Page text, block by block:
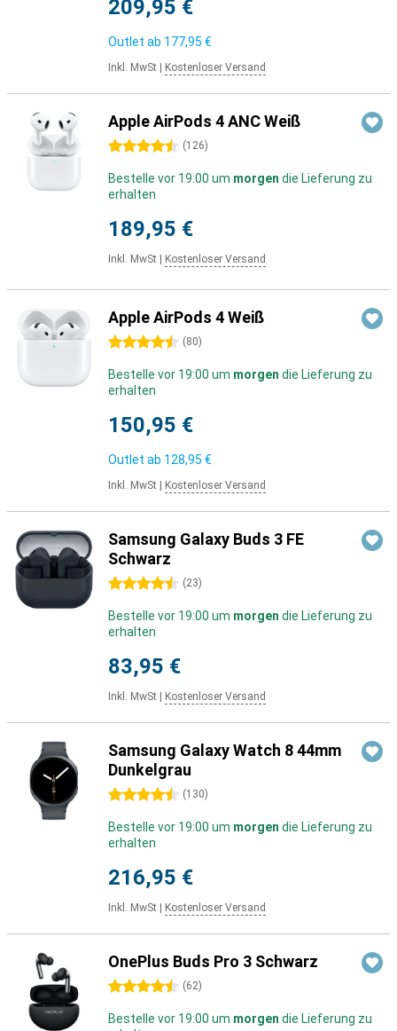
209,95 €
Outlet ab 177,95 €
Inkl. MwSt Kostenloser Versand
Apple AirPods 4 ANC Weiß
4.5 Sterne (126)
Bestelle vor 19:00 um morgen die Lieferung zu
erhalten
189,95 €
Inkl. MwSt Kostenloser Versand
Apple AirPods 4 Weiß
4.5 Sterne (80)
Bestelle vor 19:00 um morgen die Lieferung zu
erhalten
150,95 €
Outlet ab 128,95 €
Inkl. MwSt Kostenloser Versand
Samsung Galaxy Buds 3 FE
Schwarz
4.5 Sterne (23)
Bestelle vor 19:00 um morgen die Lieferung zu
erhalten
83,95 €
Inkl. MwSt Kostenloser Versand
Samsung Galaxy Watch 8 44mm
Dunkelgrau
4.5 Sterne (130)
Bestelle vor 19:00 um morgen die Lieferung zu
erhalten
216,95 €
Inkl. MwSt Kostenloser Versand
OnePlus Buds Pro 3 Schwarz
4.5 Sterne (62)
Bestelle vor 19:00 um morgen die Lieferung zu